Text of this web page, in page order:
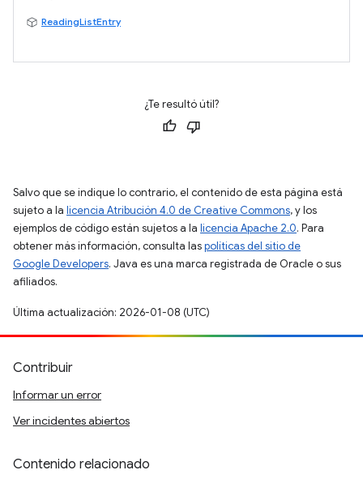
ReadingListEntry
¿Te resultó útil?
Salvo que se indique lo contrario, el contenido de esta página está
sujeto a la licencia Atribución 4.0 de Creative Commons, y los
ejemplos de código están sujetos a la licencia Apache 2.0. Para
obtener más información, consulta laspolíticas del sitio de
Google Developers. Java es una marca registrada de Oracle o sus
afiliados.
Última actualización: 2026-01-08 (UTC)
Contribuir
Informar un error
Ver incidentes abiertos
Contenido relacionado